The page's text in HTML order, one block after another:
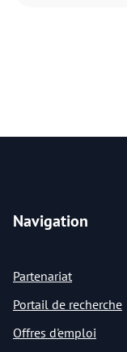
Navigation
Partenariat
Portail de recherche
Offres d'emploi